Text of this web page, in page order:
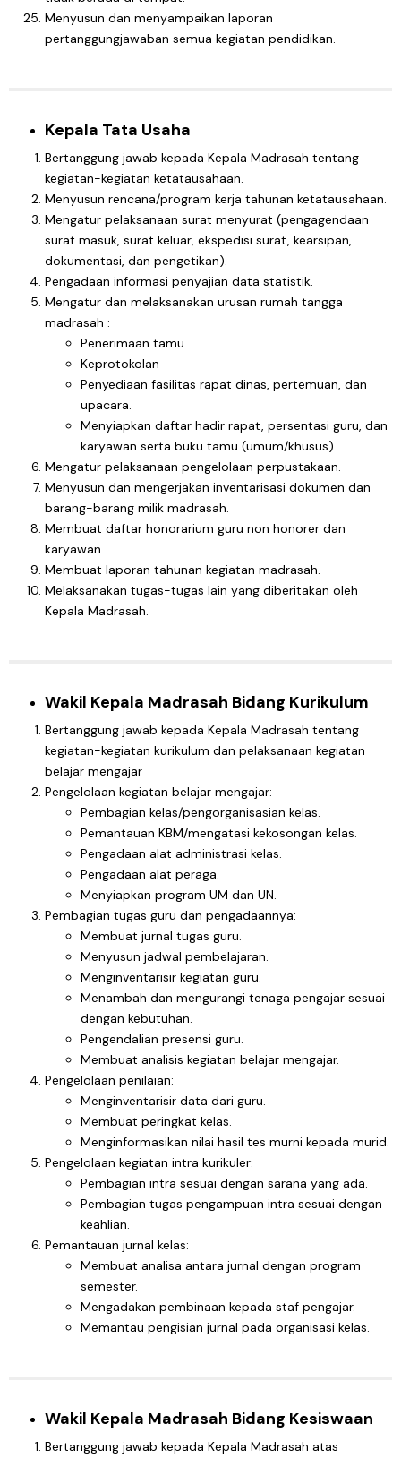
Menyusun dan menyampaikan laporan
pertanggungjawaban semua kegiatan pendidikan.
Kepala Tata Usaha
Bertanggung jawab kepada Kepala Madrasah tentang
kegiatan-kegiatan ketatausahaan.
Menyusun rencana/program kerja tahunan ketatausahaan.
Mengatur pelaksanaan surat menyurat (pengagendaan
surat masuk, surat keluar, ekspedisi surat, kearsipan,
dokumentasi, dan pengetikan).
Pengadaan informasi penyajian data statistik.
Mengatur dan melaksanakan urusan rumah tangga
madrasah :
Penerimaan tamu.
Keprotokolan
Penyediaan fasilitas rapat dinas, pertemuan, dan
upacara.
Menyiapkan daftar hadir rapat, persentasi guru, dan
karyawan serta buku tamu (umum/khusus).
Mengatur pelaksanaan pengelolaan perpustakaan.
Menyusun dan mengerjakan inventarisasi dokumen dan
barang-barang milik madrasah.
Membuat daftar honorarium guru non honorer dan
karyawan.
Membuat laporan tahunan kegiatan madrasah.
Melaksanakan tugas-tugas lain yang diberitakan oleh
Kepala Madrasah.
Wakil Kepala Madrasah Bidang Kurikulum
Bertanggung jawab kepada Kepala Madrasah tentang
kegiatan-kegiatan kurikulum dan pelaksanaan kegiatan
belajar mengajar
Pengelolaan kegiatan belajar mengajar:
Pembagian kelas/pengorganisasian kelas.
Pemantauan KBM/mengatasi kekosongan kelas.
Pengadaan alat administrasi kelas.
Pengadaan alat peraga.
Menyiapkan program UM dan UN.
Pembagian tugas guru dan pengadaannya:
Membuat jurnal tugas guru.
Menyusun jadwal pembelajaran.
Menginventarisir kegiatan guru.
Menambah dan mengurangi tenaga pengajar sesuai
dengan kebutuhan.
Pengendalian presensi guru.
Membuat analisis kegiatan belajar mengajar.
Pengelolaan penilaian:
Menginventarisir data dari guru.
Membuat peringkat kelas.
Menginformasikan nilai hasil tes murni kepada murid.
Pengelolaan kegiatan intra kurikuler:
Pembagian intra sesuai dengan sarana yang ada.
Pembagian tugas pengampuan intra sesuai dengan
keahlian.
Pemantauan jurnal kelas:
Membuat analisa antara jurnal dengan program
semester.
Mengadakan pembinaan kepada staf pengajar.
Memantau pengisian jurnal pada organisasi kelas.
Wakil Kepala Madrasah Bidang Kesiswaan
Bertanggung jawab kepada Kepala Madrasah atas